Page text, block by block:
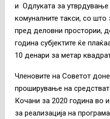
и Одлуката за утврдување
комуналните такси, со
пред деловни простории,
година субјектите ќе
10 денари за метар
Членовите на Советот
проширување на
Кочани за 2020 година во
за реализација на